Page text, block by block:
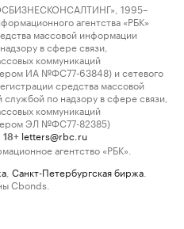
1995–
агентства «РБК»
массовой информации
в сфере связи,
коммуникаций
ИА №ФС77-63848) и сетевого
средства массовой
по надзору в сфере связи,
коммуникаций
ЭЛ №ФС77-82385)
18+ letters@rbc.ru
агентство «РБК».
Санкт-Петербургская биржа
Cbonds.